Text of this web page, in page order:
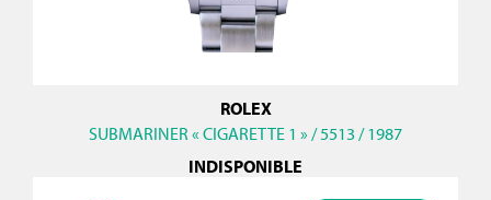
ROLEX
SUBMARINER « CIGARETTE 1 » / 5513 / 1987
INDISPONIBLE